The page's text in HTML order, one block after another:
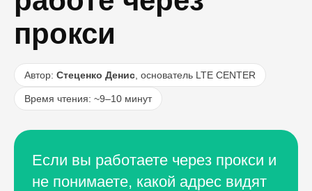
прокси
Автор: Стеценко Денис , основатель LTE CENTER
Время чтения: ~9–10 минут
Если вы работаете через прокси и
не понимаете, какой адрес видят